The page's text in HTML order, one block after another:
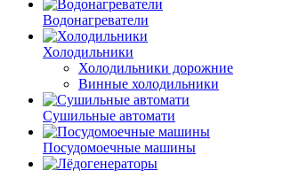
Водонагреватели
Холодильники
Холодильники дорожние
Винные холодильники
Сушильные автомати
Посудомоечные машины